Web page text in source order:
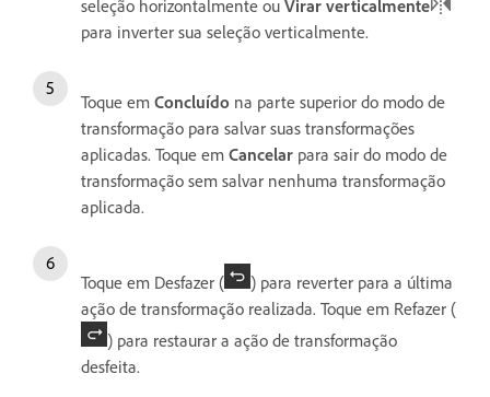
seleção horizontalmente ou Virar verticalmente
para inverter sua seleção verticalmente.
Toque em Concluído na parte superior do modo de
transformação para salvar suas transformações
aplicadas. Toque em Cancelar para sair do modo de
transformação sem salvar nenhuma transformação
aplicada.
Toque em Desfazer (
) para reverter para a última
ação de transformação realizada. Toque em Refazer (
) para restaurar a ação de transformação
desfeita.